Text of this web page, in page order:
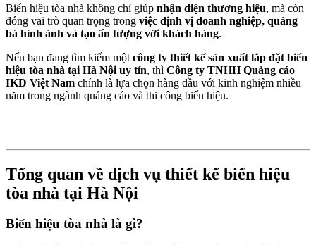
Biển hiệu tòa nhà không chỉ giúp nhận diện thương hiệu, mà còn
đóng vai trò quan trọng trong việc định vị doanh nghiệp, quảng
bá hình ảnh và tạo ấn tượng với khách hàng.
Nếu bạn đang tìm kiếm một công ty thiết kế sản xuất lắp đặt biển
hiệu tòa nhà tại Hà Nội uy tín, thì Công ty TNHH Quảng cáo
IKD Việt Nam chính là lựa chọn hàng đầu với kinh nghiệm nhiều
năm trong ngành quảng cáo và thi công biển hiệu.
Tổng quan về dịch vụ thiết kế biển hiệu
tòa nhà tại Hà Nội
Biển hiệu tòa nhà là gì?